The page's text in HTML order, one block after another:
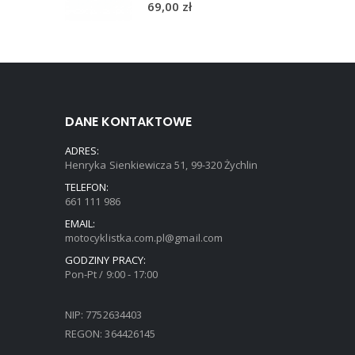
69,00 zł
DANE KONTAKTOWE
ADRES:
Henryka Sienkiewicza 51, 99-320 Żychlin
TELEFON:
661 111 986
EMAIL:
motocyklistka.com.pl@gmail.com
GODZINY PRACY:
Pon-Pt / 9:00 - 17:00
NIP: 7752634403
REGON: 364426145